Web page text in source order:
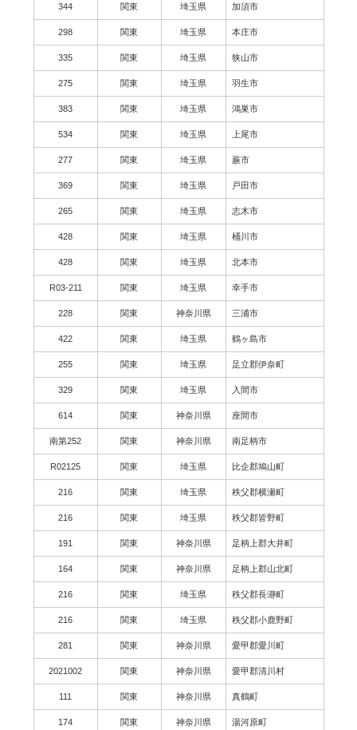
344 関東 埼玉県 加須市
298 関東 埼玉県 本庄市
335 関東 埼玉県 狭山市
275 関東 埼玉県 羽生市
383 関東 埼玉県 鴻巣市
534 関東 埼玉県 上尾市
277 関東 埼玉県 蕨市
369 関東 埼玉県 戸田市
265 関東 埼玉県 志木市
428 関東 埼玉県 桶川市
428 関東 埼玉県 北本市
R03-211 関東 埼玉県 幸手市
228 関東 神奈川県 三浦市
422 関東 埼玉県 鶴ヶ島市
255 関東 埼玉県 足立郡伊奈町
329 関東 埼玉県 入間市
614 関東 神奈川県 座間市
南第252 関東 神奈川県 南足柄市
R02125 関東 埼玉県 比企郡鳩山町
216 関東 埼玉県 秩父郡横瀬町
216 関東 埼玉県 秩父郡皆野町
191 関東 神奈川県 足柄上郡大井町
164 関東 神奈川県 足柄上郡山北町
216 関東 埼玉県 秩父郡長瀞町
216 関東 埼玉県 秩父郡小鹿野町
281 関東 神奈川県 愛甲郡愛川町
2021002 関東 神奈川県 愛甲郡清川村
111 関東 神奈川県 真鶴町
174 関東 神奈川県 湯河原町